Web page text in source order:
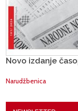
Novo izdanje
Narudžbenica